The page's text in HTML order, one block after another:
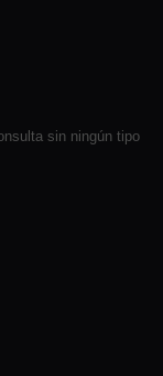
sin ningún tipo